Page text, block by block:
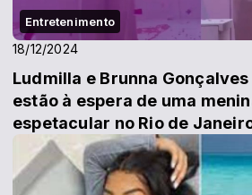
Entretenimento
18/12/2024
Ludmilla e Brunna
estão à espera de uma
espetacular no Rio de